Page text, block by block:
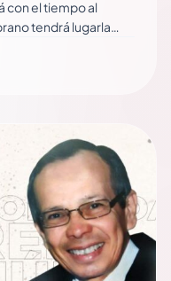
con el tiempo al
tendrá lugarla
y líder del